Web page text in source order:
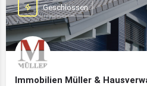
Immobilien Müller &
Geschlossen